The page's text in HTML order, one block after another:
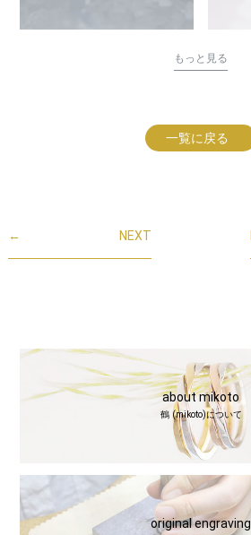
もっと見る
一覧に戻る
← NEXT
about mikoto
鶴 (mikoto)について
original engraving